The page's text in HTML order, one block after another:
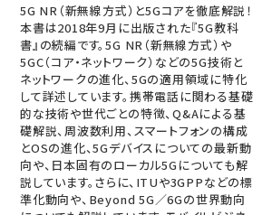
5G NR（新無線方式）と5Gコアを徹底解説！
本書は2018年9月に出版された『5G教科
書』の続編です。5G NR（新無線方式）や
5GC（コア・ネットワーク）などの5G技術と
ネットワークの進化、5Gの適用領域に特化
して詳述しています。携帯電話に関わる基礎
的な技術や世代ごとの特徴、Q&Aによる基
礎解説、周波数利用、スマートフォンの構成
とOSの進化、5Gデバイスについての最新動
向や、日本固有のローカル5Gについても解
説しています。さらに、ITUや3GPPなどの標
準化動向や、Beyond 5G／6Gの世界動向